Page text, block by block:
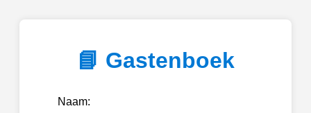
📘 Gastenboek
Naam: